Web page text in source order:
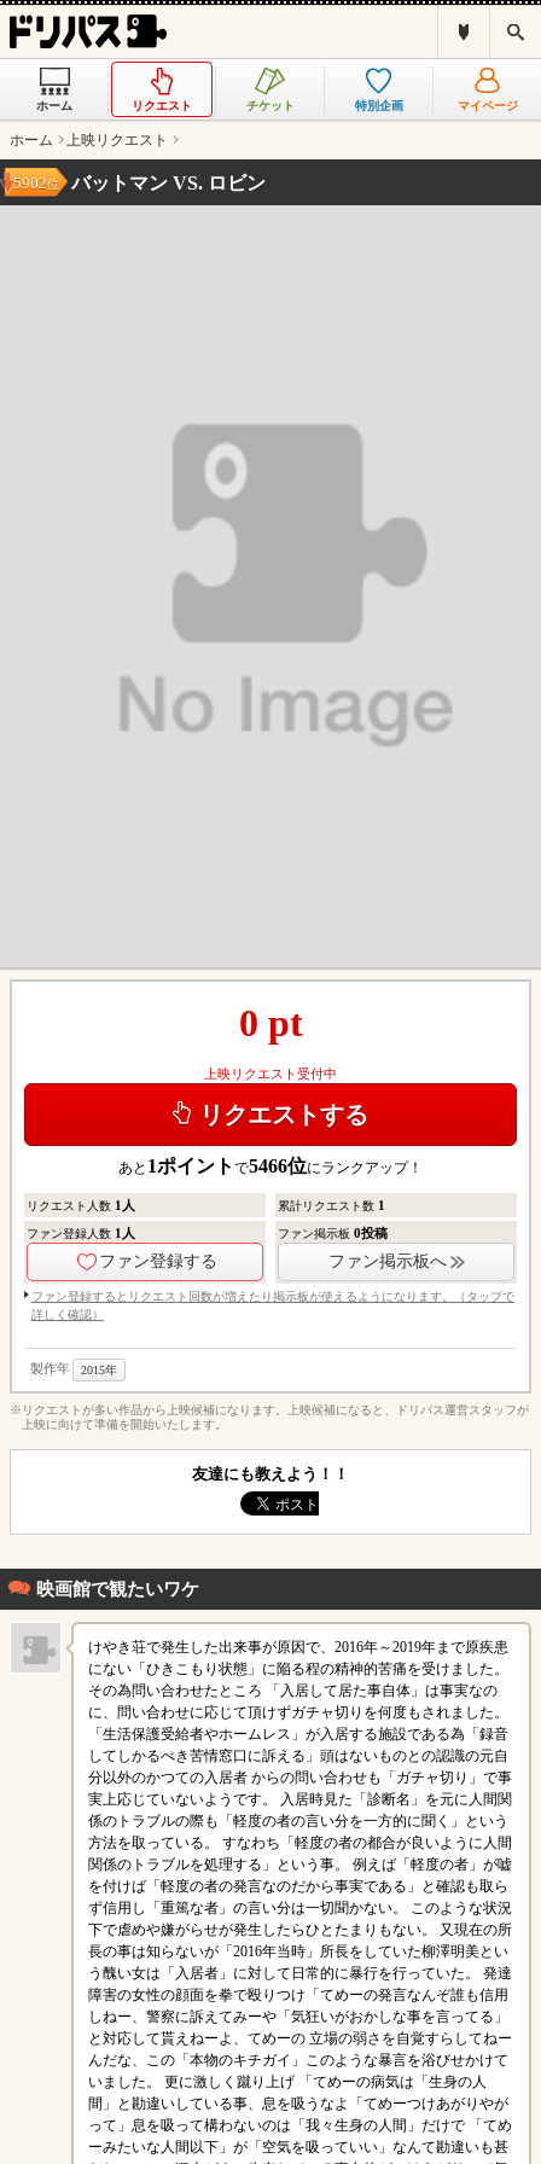
ス
ホーム リクエスト チケット 特別企画 マイページ
ホーム 上映リクエスト
バットマン VS. ロビン
5902位
0 pt
上映リクエスト受付中
リクエストする
あと 1ポイント で5466位にランクアップ！
リクエスト人数 1 人 累計リクエスト数 1
ファン登録人数 1 人
ファン登録する
ファン掲示板0投稿
ファン掲示板へ
ファン登録するとリクエスト回数が増えたり掲示板が使えるようになります。（タップで
詳しく確認）
製作年 2015年
※リクエストが多い作品から上映候補になります。上映候補になると、ドリパス運営スタッフが
上映に向けて準備を開始いたします。
友達にも教えよう！！
映画館で観たいワケ
けやき荘で発生した出来事が原因で、2016年～2019年まで原疾患
にない「ひきこもり状態」に陥る程の精神的苦痛を受けました。
その為問い合わせたところ 「入居して居た事自体」は事実なの
に、問い合わせに応じて頂けずガチャ切りを何度もされました。
「生活保護受給者やホームレス」が入居する施設である為「録音
してしかるべき苦情窓口に訴える」頭はないものとの認識の元自
分以外のかつての入居者 からの問い合わせも「ガチャ切り」で事
実上応じていないようです。 入居時見た「診断名」を元に人間関
係のトラブルの際も「軽度の者の言い分を一方的に聞く」という
方法を取っている。 すなわち「軽度の者の都合が良いように人間
関係のトラブルを処理する」という事。 例えば「軽度の者」が嘘
を付けば「軽度の者の発言なのだから事実である」と確認も取ら
ず信用し「重篤な者」の言い分は一切聞かない。 このような状況
下で虐めや嫌がらせが発生したらひとたまりもない。 又現在の所
長の事は知らないが「2016年当時」所長をしていた柳澤明美とい
う醜い女は「入居者」に対して日常的に暴行を行っていた。 発達
障害の女性の顔面を拳で殴りつけ「てめーの発言なんぞ誰も信用
しねー、警察に訴えてみーや「気狂いがおかしな事を言ってる」
と対応して貰えねーよ、てめーの 立場の弱さを自覚すらしてねー
んだな、この「本物のキチガイ」このような暴言を浴びせかけて
いました。 更に激しく蹴り上げ 「てめーの病気は「生身の人
間」と勘違いしている事、息を吸うなよ「てめーつけあがりやが
って」息を吸って構わないのは「我々生身の人間」だけで 「てめ
ーみたいな人間以下」が「空気を吸っていい」なんて勘違いも甚